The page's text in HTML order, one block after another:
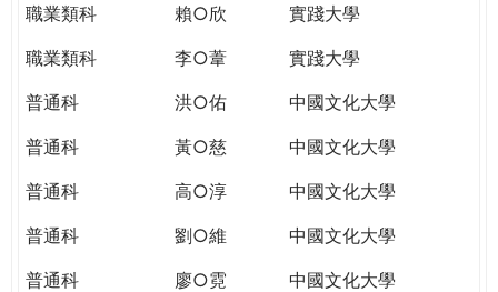
職業類科
賴○欣
實踐大學
職業類科
李○葦
實踐大學
普通科
洪○佑
中國文化大學
普通科
黃○慈
中國文化大學
普通科
高○淳
中國文化大學
普通科
劉○維
中國文化大學
普通科
廖○霓
中國文化大學